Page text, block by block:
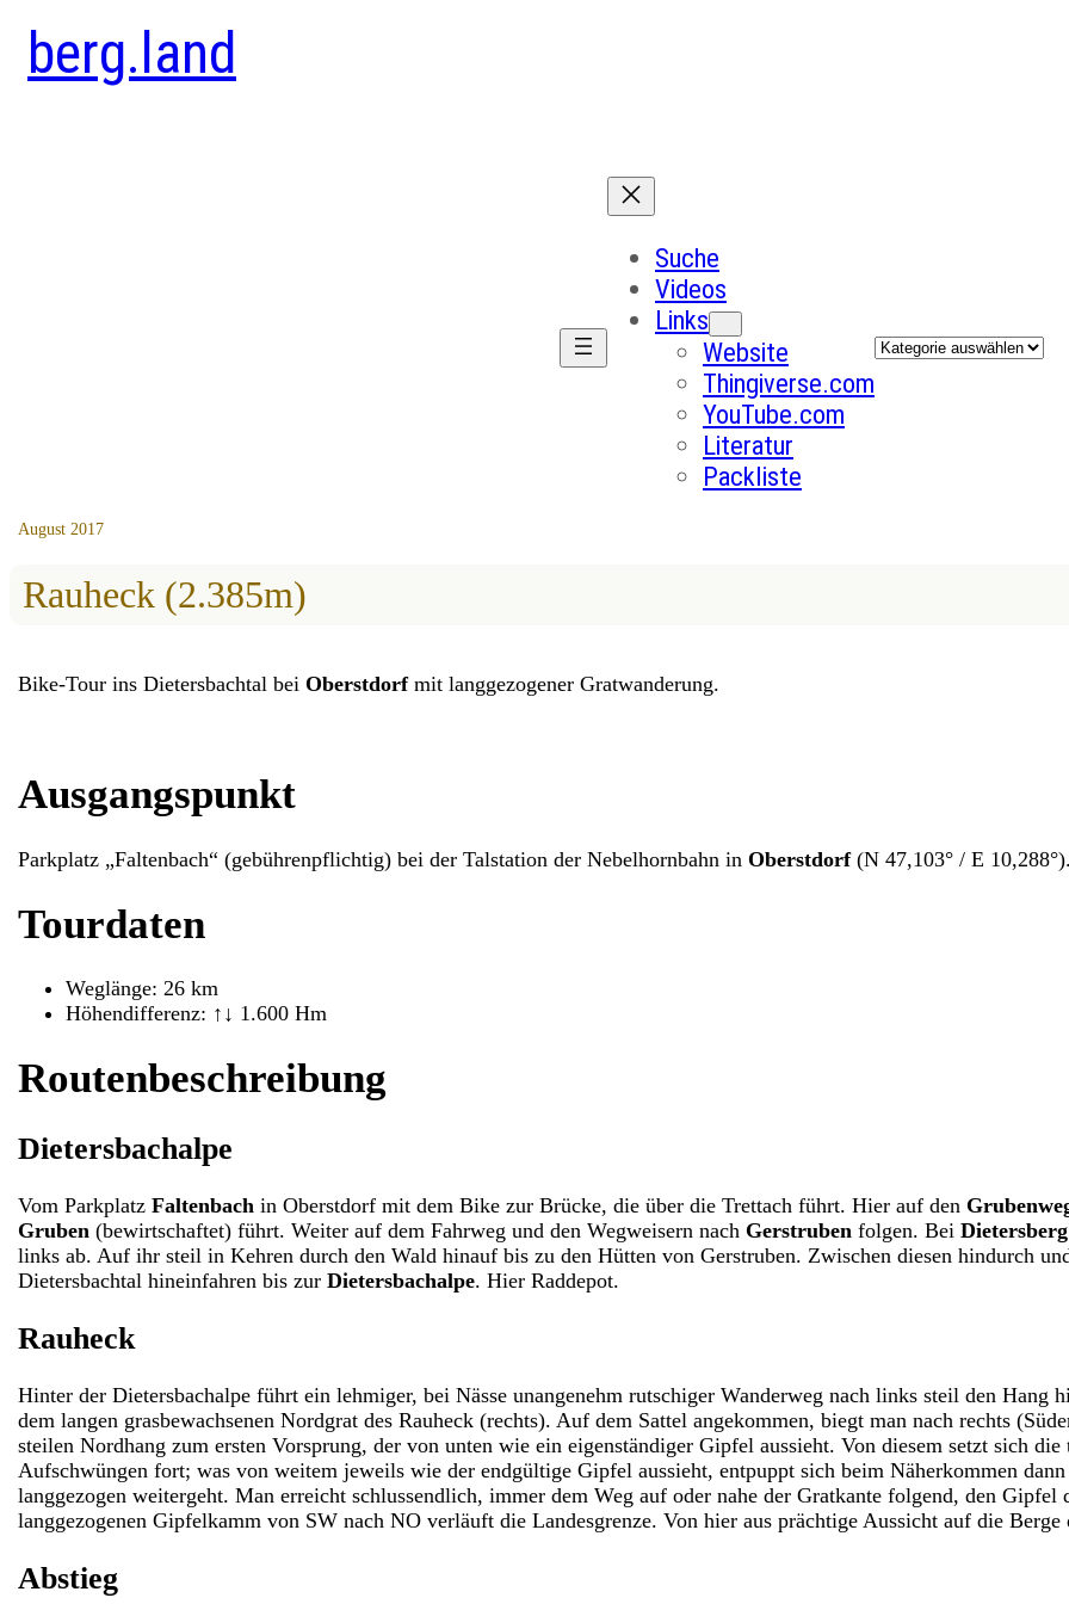
berg.land
Suche
Videos
Links
Website
Thingiverse.com
YouTube.com
Literatur
Packliste
Kategorien
August 2017
Rauheck (2.385m)
Bike-Tour ins Dietersbachtal beiOberstdorfmit langgezogener Gratwanderung.
Ausgangspunkt
Parkplatz „Faltenbach“ (gebührenpflichtig) bei der Talstation der Nebelhornbahn inOberstdorf(N 47,103° / E
Tourdaten
Weglänge: 26 km
Höhendifferenz: ↑↓ 1.600 Hm
Routenbeschreibung
Dietersbachalpe
Vom ParkplatzFaltenbach in Oberstdorf mit dem Bike zur Brücke, die über die Trettach führt. Hier auf den
Gruben (bewirtschaftet) führt. Weiter auf dem Fahrweg und den Wegweisern nach Gerstruben folgen. BeiDietersberg
links ab. Auf ihr steil in Kehren durch den Wald hinauf bis zu den Hütten von Gerstruben. Zwischen diesen hindurch
Dietersbachtal hineinfahren bis zurDietersbachalpe. Hier Raddepot.
Rauheck
Hinter der Dietersbachalpe führt ein lehmiger, bei Nässe unangenehm rutschiger Wanderweg nach links steil den Hang
dem langen grasbewachsenen Nordgrat des Rauheck (rechts). Auf dem Sattel angekommen, biegt man nach rechts
steilen Nordhang zum ersten Vorsprung, der von unten wie ein eigenständiger Gipfel aussieht. Von diesem setzt sich
Aufschwüngen fort; was von weitem jeweils wie der endgültige Gipfel aussieht, entpuppt sich beim Näherkommen
langgezogen weitergeht. Man erreicht schlussendlich, immer dem Weg auf oder nahe der Gratkante folgend, den Gipfel
langgezogenen Gipfelkamm von SW nach NO verläuft die Landesgrenze. Von hier aus prächtige Aussicht auf die Berge
Abstieg